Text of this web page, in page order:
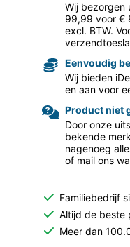
Wij bezorgen
99,99 voor €
excl. BTW.
Eenvoudig
Wij bieden
en aan voor
Product niet
Door onze
bekende
nagenoeg
of mail ons
Familiebedrijf
Altijd de beste
Meer dan